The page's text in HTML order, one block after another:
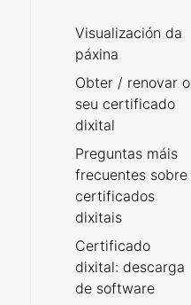
Visualización da
páxina
Obter / renovar o
seu certificado
dixital
Preguntas máis
frecuentes sobre
certificados
dixitais
Certificado
dixital: descarga
de software